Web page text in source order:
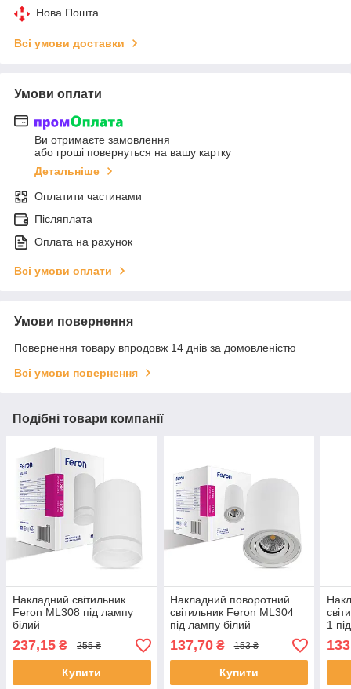
Нова Пошта
Всі умови доставки
Умови оплати
Ви отримаєте замовлення
або гроші повернуться на вашу картку
Детальніше
Оплатити частинами
Післяплата
Оплата на рахунок
Всі умови оплати
Умови повернення
Повернення товару впродовж 14 днів за домовленістю
Всі умови повернення
Подібні товари компанії
Накладний світильник
Feron ML308 під лампу
білий
237,15 ₴ 255 ₴
Купити
Накладний поворотний
світильник Feron ML304
під лампу білий
137,70₴ 153 ₴
Купити
1
133